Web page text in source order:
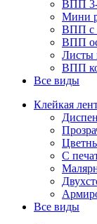
ВПП 3-
Мини
ВПП с
ВПП
Листы
ВПП
Все виды
Клейкая
С
Все виды